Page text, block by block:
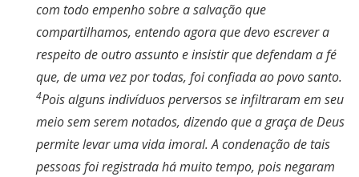
com todo empenho sobre a salvação que
compartilhamos, entendo agora que devo escrever a
respeito de outro assunto e insistir que defendam a fé
que, de uma vez por todas, foi confiada ao povo santo.
4Pois alguns indivíduos perversos se infiltraram em seu
meio sem serem notados, dizendo que a graça de Deus
permite levar uma vida imoral. A condenação de tais
pessoas foi registrada há muito tempo, pois negaram